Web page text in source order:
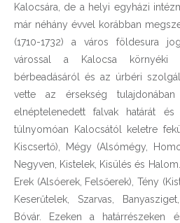
Kalocsára, de a helyi egyházi
már néhány évvel korábban
(1710-1732) a város földesura
várossal a Kalocsa környéki
bérbeadásáról és az úrbéri
vette az érsekség
elnéptelenedett falvak határát és
túlnyomóan Kalocsától keletre
Kiscsertő), Mégy (Alsómégy,
Negyven, Kistelek, Kisülés és
Erek (Alsóerek, Felsőerek), Tény
Keserűtelek, Szarvas,
Bóvár. Ezeken a határrészeken